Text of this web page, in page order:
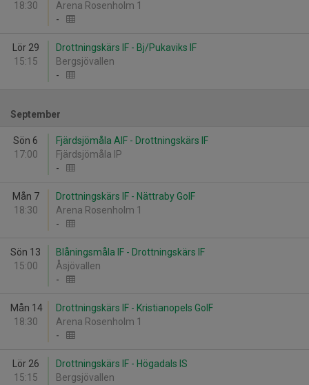
18:30
Arena Rosenholm 1
-
Lör 29
15:15
Drottningskärs IF - Bj/Pukaviks IF
Bergsjövallen
-
September
Sön 6
17:00
Fjärdsjömåla AIF - Drottningskärs IF
Fjärdsjömåla IP
-
Mån 7
18:30
Drottningskärs IF - Nättraby GoIF
Arena Rosenholm 1
-
Sön 13
15:00
Blåningsmåla IF - Drottningskärs IF
Åsjövallen
-
Mån 14
18:30
Drottningskärs IF - Kristianopels GoIF
Arena Rosenholm 1
-
Lör 26
15:15
Drottningskärs IF - Högadals IS
Bergsjövallen